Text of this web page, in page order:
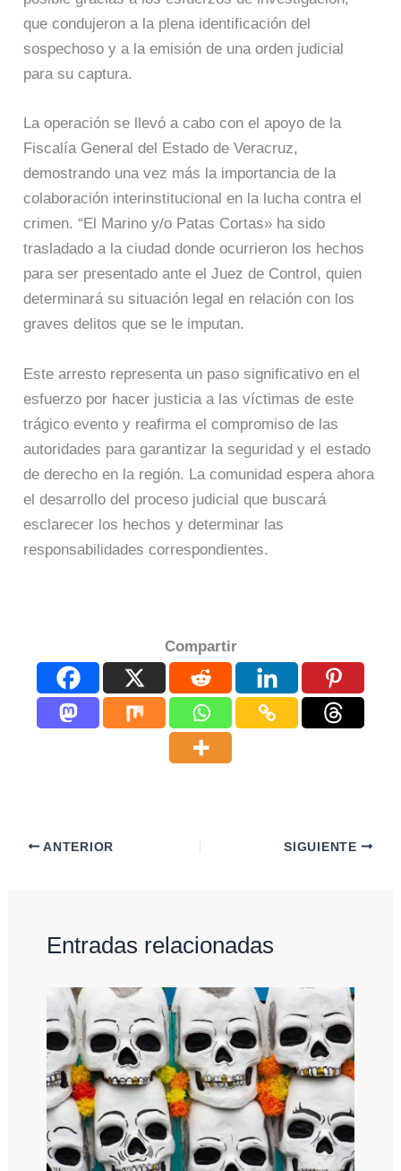
que condujeron a la plena identificación del
sospechoso y a la emisión de una orden judicial
para su captura.
La operación se llevó a cabo con el apoyo de la
Fiscalía General del Estado de Veracruz,
demostrando una vez más la importancia de la
colaboración interinstitucional en la lucha contra el
crimen. “El Marino y/o Patas Cortas» ha sido
trasladado a la ciudad donde ocurrieron los hechos
para ser presentado ante el Juez de Control, quien
determinará su situación legal en relación con los
graves delitos que se le imputan.
Este arresto representa un paso significativo en el
esfuerzo por hacer justicia a las víctimas de este
trágico evento y reafirma el compromiso de las
autoridades para garantizar la seguridad y el estado
de derecho en la región. La comunidad espera ahora
el desarrollo del proceso judicial que buscará
esclarecer los hechos y determinar las
responsabilidades correspondientes.
Compartir
ANTERIOR SIGUIENTE
Entradas relacionadas